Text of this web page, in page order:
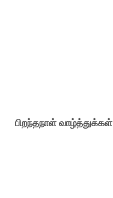
பிறந்தநாள் வாழ்த்துக்கள்